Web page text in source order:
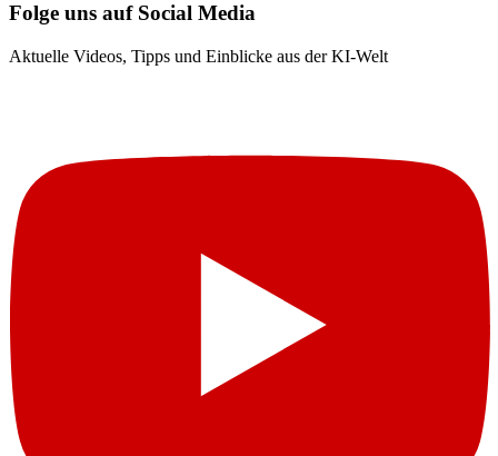
Folge uns auf Social Media
Aktuelle Videos, Tipps und Einblicke aus der KI-Welt